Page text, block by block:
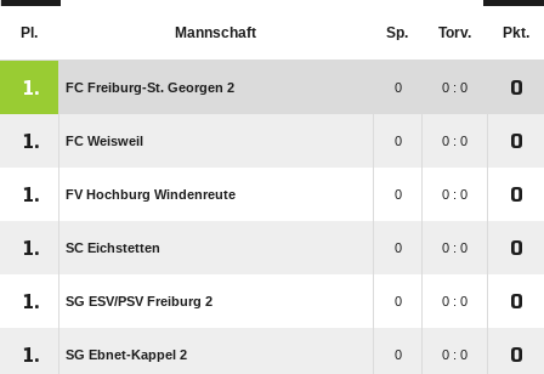
Pl. Mannschaft Sp. Torv. Pkt.
1. FC Freiburg-St. Georgen 2 0 0 : 0 0
1. FC Weisweil 0 0 : 0 0
1. FV Hochburg Windenreute 0 0 : 0 0
1. SC Eichstetten 0 0 : 0 0
1. SG ESV/​PSV Freiburg 2 0 0 : 0 0
1. SG Ebnet-Kappel 2 0 0 : 0 0